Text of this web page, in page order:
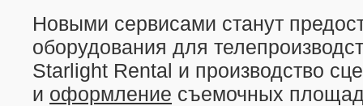
Новыми сервисами станут
оборудования для
Starlight Rental и производство
и оформление съемочных